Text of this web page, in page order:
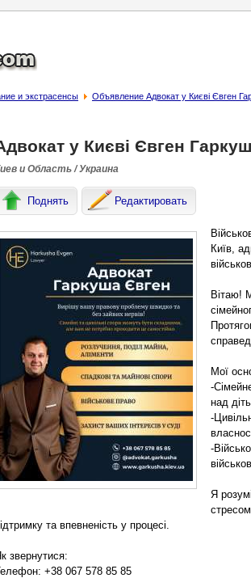
и экстрасенсы Объявление Адвокат у Києві Євген
у Києві Євген
и Область / Украина
Поднять Редактировать
Київ,
Вітаю!
Мої
-
над
-
-
Я
та впевненість у процесі.
звернутися:
+38 067 578 85 85